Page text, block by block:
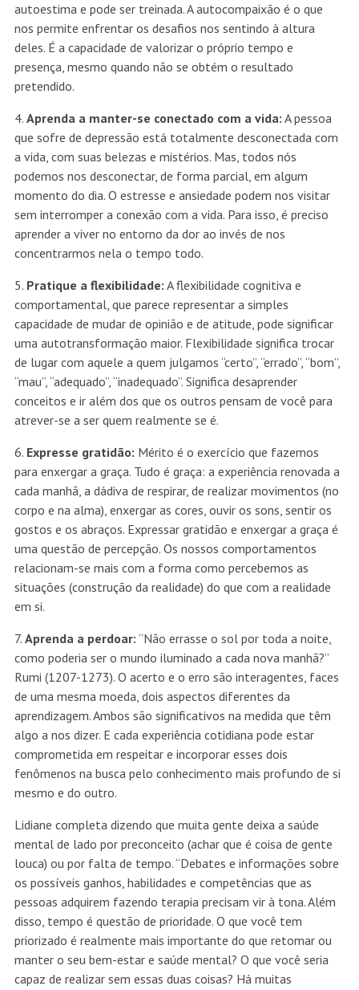
autoestima e pode ser treinada. A autocompaixão é o que
nos permite enfrentar os desafios nos sentindo à altura
deles. É a capacidade de valorizar o próprio tempo e
presença, mesmo quando não se obtém o resultado
pretendido.
4. Aprenda a manter-se conectado com a vida: A pessoa
que sofre de depressão está totalmente desconectada com
a vida, com suas belezas e mistérios. Mas, todos nós
podemos nos desconectar, de forma parcial, em algum
momento do dia. O estresse e ansiedade podem nos visitar
sem interromper a conexão com a vida. Para isso, é preciso
aprender a viver no entorno da dor ao invés de nos
concentrarmos nela o tempo todo.
5. Pratique a flexibilidade: A flexibilidade cognitiva e
comportamental, que parece representar a simples
capacidade de mudar de opinião e de atitude, pode significar
uma autotransformação maior. Flexibilidade significa trocar
de lugar com aquele a quem julgamos “certo”, “errado”, “bom”,
“mau”, “adequado”, “inadequado”. Significa desaprender
conceitos e ir além dos que os outros pensam de você para
atrever-se a ser quem realmente se é.
6. Expresse gratidão: Mérito é o exercício que fazemos
para enxergar a graça. Tudo é graça: a experiência renovada a
cada manhã, a dádiva de respirar, de realizar movimentos (no
corpo e na alma), enxergar as cores, ouvir os sons, sentir os
gostos e os abraços. Expressar gratidão e enxergar a graça é
uma questão de percepção. Os nossos comportamentos
relacionam-se mais com a forma como percebemos as
situações (construção da realidade) do que com a realidade
em si.
7. Aprenda a perdoar: “Não errasse o sol por toda a noite,
como poderia ser o mundo iluminado a cada nova manhã?”
Rumi (1207-1273). O acerto e o erro são interagentes, faces
de uma mesma moeda, dois aspectos diferentes da
aprendizagem. Ambos são significativos na medida que têm
algo a nos dizer. E cada experiência cotidiana pode estar
comprometida em respeitar e incorporar esses dois
fenômenos na busca pelo conhecimento mais profundo de si
mesmo e do outro.
Lidiane completa dizendo que muita gente deixa a saúde
mental de lado por preconceito (achar que é coisa de gente
louca) ou por falta de tempo. “Debates e informações sobre
os possíveis ganhos, habilidades e competências que as
pessoas adquirem fazendo terapia precisam vir à tona. Além
disso, tempo é questão de prioridade. O que você tem
priorizado é realmente mais importante do que retomar ou
manter o seu bem-estar e saúde mental? O que você seria
capaz de realizar sem essas duas coisas? Há muitas